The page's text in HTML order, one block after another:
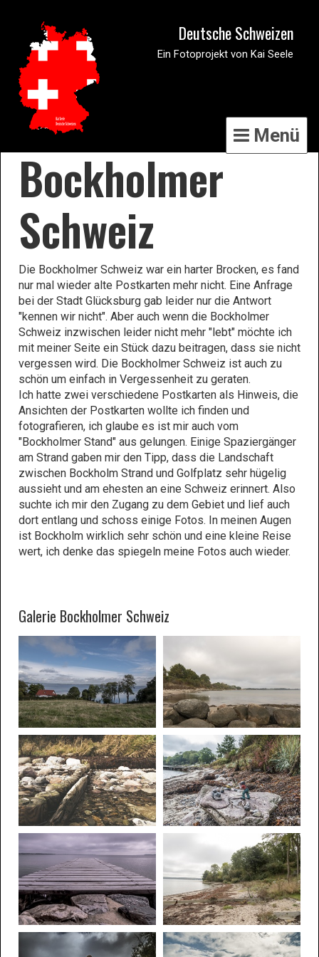
Deutsche Schweizen
Ein Fotoprojekt von Kai Seele
Menü
Bockholmer
Schweiz
Die Bockholmer Schweiz war ein harter Brocken, es fand
nur mal wieder alte Postkarten mehr nicht. Eine Anfrage
bei der Stadt Glücksburg gab leider nur die Antwort
"kennen wir nicht". Aber auch wenn die Bockholmer
Schweiz inzwischen leider nicht mehr "lebt" möchte ich
mit meiner Seite ein Stück dazu beitragen, dass sie nicht
vergessen wird. Die Bockholmer Schweiz ist auch zu
schön um einfach in Vergessenheit zu geraten.
Ich hatte zwei verschiedene Postkarten als Hinweis, die
Ansichten der Postkarten wollte ich finden und
fotografieren, ich glaube es ist mir auch vom
"Bockholmer Stand" aus gelungen. Einige Spaziergänger
am Strand gaben mir den Tipp, dass die Landschaft
zwischen Bockholm Strand und Golfplatz sehr hügelig
aussieht und am ehesten an eine Schweiz erinnert. Also
suchte ich mir den Zugang zu dem Gebiet und lief auch
dort entlang und schoss einige Fotos. In meinen Augen
ist Bockholm wirklich sehr schön und eine kleine Reise
wert, ich denke das spiegeln meine Fotos auch wieder.
Galerie Bockholmer Schweiz